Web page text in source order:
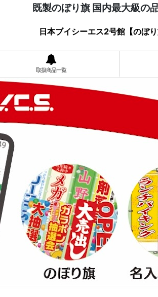
既製のぼり旗 国内最大級の
日本ブイシーエス2号館【の
取扱商品一覧